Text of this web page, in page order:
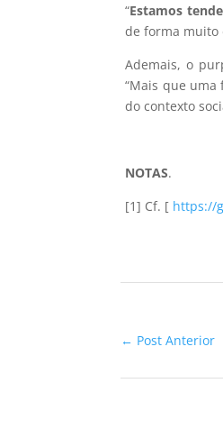
“Estamos
de forma muito
Ademais, o
“Mais que
do contexto
NOTAS.
[1] Cf. [ https://
← Post Anterior